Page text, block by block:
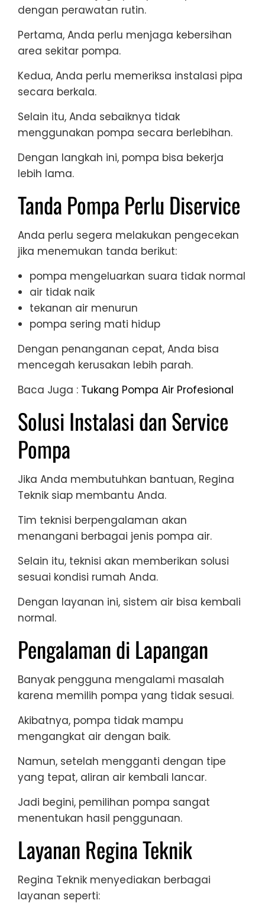
dengan perawatan rutin.
Pertama, Anda perlu menjaga kebersihan
area sekitar pompa.
Kedua, Anda perlu memeriksa instalasi pipa
secara berkala.
Selain itu, Anda sebaiknya tidak
menggunakan pompa secara berlebihan.
Dengan langkah ini, pompa bisa bekerja
lebih lama.
Tanda Pompa Perlu Diservice
Anda perlu segera melakukan pengecekan
jika menemukan tanda berikut:
pompa mengeluarkan suara tidak normal
air tidak naik
tekanan air menurun
pompa sering mati hidup
Dengan penanganan cepat, Anda bisa
mencegah kerusakan lebih parah.
Baca Juga : Tukang Pompa Air Profesional
Solusi Instalasi dan Service
Pompa
Jika Anda membutuhkan bantuan, Regina
Teknik siap membantu Anda.
Tim teknisi berpengalaman akan
menangani berbagai jenis pompa air.
Selain itu, teknisi akan memberikan solusi
sesuai kondisi rumah Anda.
Dengan layanan ini, sistem air bisa kembali
normal.
Pengalaman di Lapangan
Banyak pengguna mengalami masalah
karena memilih pompa yang tidak sesuai.
Akibatnya, pompa tidak mampu
mengangkat air dengan baik.
Namun, setelah mengganti dengan tipe
yang tepat, aliran air kembali lancar.
Jadi begini, pemilihan pompa sangat
menentukan hasil penggunaan.
Layanan Regina Teknik
Regina Teknik menyediakan berbagai
layanan seperti: